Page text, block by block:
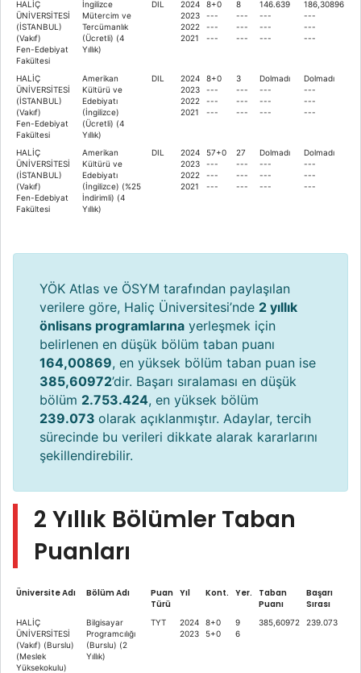
HALİÇ
ÜNİVERSİTESİ
(İSTANBUL)
(Vakıf)
Fen-Edebiyat
Fakültesi
İngilizce
Mütercim ve
Tercümanlık
(Ücretli) (4
Yıllık)
DIL
2024
2023
2022
2021
8+0
---
---
---
8
---
---
---
146.639
---
---
---
186,30896
---
---
---
HALİÇ
ÜNİVERSİTESİ
(İSTANBUL)
(Vakıf)
Fen-Edebiyat
Fakültesi
Amerikan
Kültürü ve
Edebiyatı
(İngilizce)
(Ücretli) (4
Yıllık)
DIL
2024
2023
2022
2021
8+0
---
---
---
3
---
---
---
Dolmadı
---
---
---
Dolmadı
---
---
---
HALİÇ
ÜNİVERSİTESİ
(İSTANBUL)
(Vakıf)
Fen-Edebiyat
Fakültesi
Amerikan
Kültürü ve
Edebiyatı
(İngilizce) (%25
İndirimli) (4
Yıllık)
DIL
2024
2023
2022
2021
57+0
---
---
---
27
---
---
---
Dolmadı
---
---
---
Dolmadı
---
---
---
YÖK Atlas ve ÖSYM tarafından paylaşılan
verilere göre, Haliç Üniversitesi’nde 2 yıllık
önlisans programlarına yerleşmek için
belirlenen en düşük bölüm taban puanı
164,00869, en yüksek bölüm taban puan ise
385,60972’dir. Başarı sıralaması en düşük
bölüm 2.753.424, en yüksek bölüm
239.073 olarak açıklanmıştır. Adaylar, tercih
sürecinde bu verileri dikkate alarak kararlarını
şekillendirebilir.
2 Yıllık Bölümler Taban
Puanları
Üniversite Adı Bölüm Adı
Puan
Türü
Yıl Kont. Yer.
Taban
Puanı
Başarı
Sırası
HALİÇ
ÜNİVERSİTESİ
(Vakıf) (Burslu)
(Meslek
Yüksekokulu)
Bilgisayar
Programcılığı
(Burslu) (2
Yıllık)
TYT
2024
2023
8+0
5+0
9
6
385,60972 239.073